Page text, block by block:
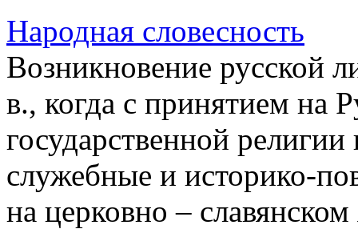
Народная словесность
Возникновение русской
в., когда с принятием на
государственной
служебные и историко-
на церковно –